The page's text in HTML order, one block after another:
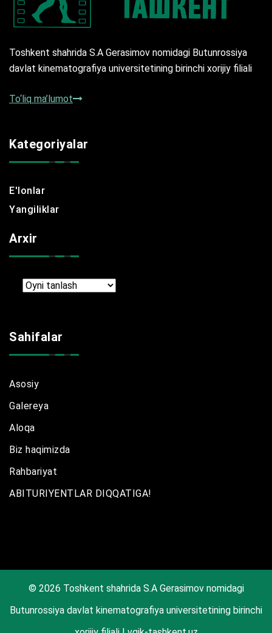
Toshkent shahrida S.A Gerasimov nomidagi Butunrossiya
davlat kinematografiya universitetining birinchi xorijiy filiali
To‘liq ma’lumot
Kategoriyalar
E'lonlar
Yangiliklar
Arxir
Arxir
Sahifalar
Asosiy
Galereya
Aloqa
Biz haqimizda
Rahbariyat
ABITURIYENTLAR DIQQATIGA!
© 2026 Toshkent shahrida S.A Gerasimov nomidagi
Butunrossiya davlat kinematografiya universitetining birinchi